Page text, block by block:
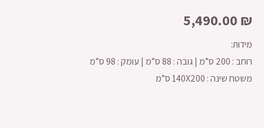
5,490.00 ₪
מידות:
רוחב : 200 ס”מ | גובה : 88 ס”מ | עומק : 98 ס”מ
משטח שינה : 140X200 ס”מ